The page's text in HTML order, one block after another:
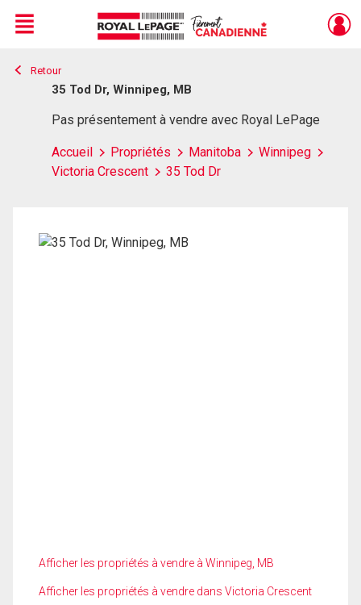
Live
En Direct
Menu
Retour
35 Tod Dr, Winnipeg, MB
Pas présentement à vendre avec Royal LePage
Accueil Propriétés Manitoba
Winnipeg
Victoria Crescent
35 Tod Dr
Afficher les propriétés à vendre à Winnipeg, MB
Afficher les propriétés à vendre dans Victoria Crescent